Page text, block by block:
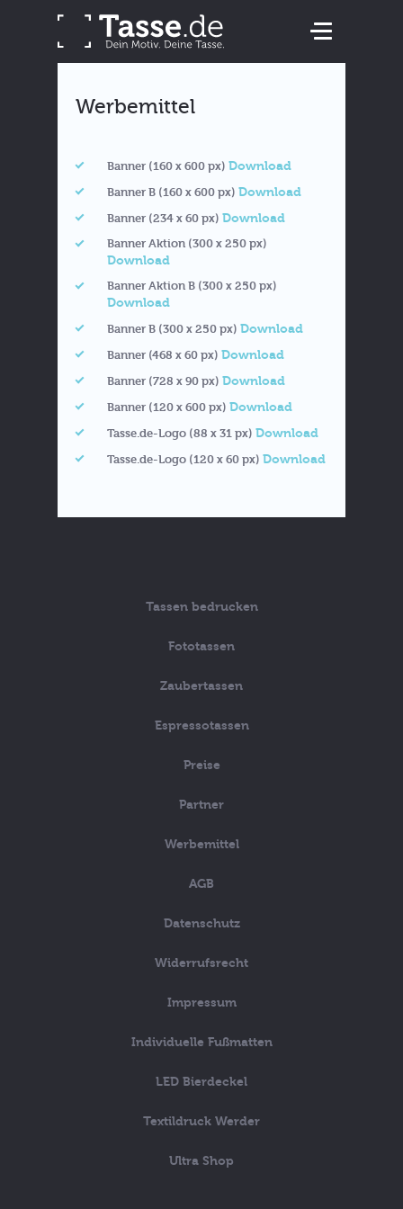
Werbemittel
Banner (160 x 600 px) Download
Banner B (160 x 600 px) Download
Banner (234 x 60 px) Download
Banner Aktion (300 x 250 px)
Download
Banner Aktion B (300 x 250 px)
Download
Banner B (300 x 250 px) Download
Banner (468 x 60 px) Download
Banner (728 x 90 px) Download
Banner (120 x 600 px) Download
Tasse.de-Logo (88 x 31 px) Download
Tasse.de-Logo (120 x 60 px) Download
Tassen bedrucken
Fototassen
Zaubertassen
Espressotassen
Preise
Partner
Werbemittel
AGB
Datenschutz
Widerrufsrecht
Impressum
Individuelle Fußmatten
LED Bierdeckel
Textildruck Werder
Ultra Shop